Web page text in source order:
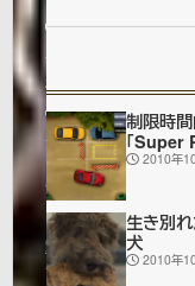
2006
年11月
25日
2021
年7月
16日更
新
面
白
動
画
制限時
「Super
2010年
生き別
犬
2010年